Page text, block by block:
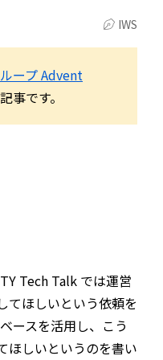
IWS
ープ Advent
事です。
Tech Talk では運営
てほしいという依頼を
ースを活用し、こう
ほしいというのを書い